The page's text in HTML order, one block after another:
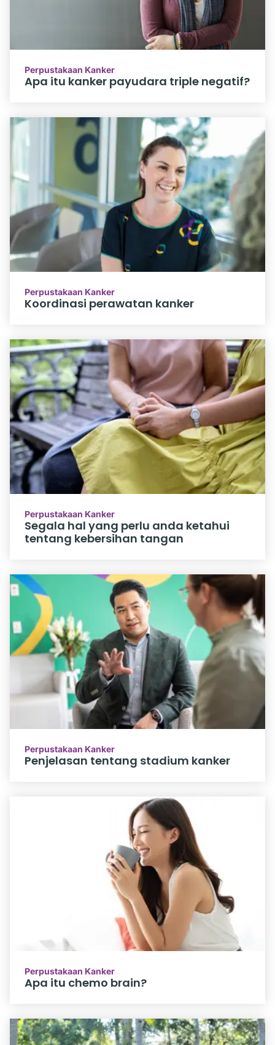
Perpustakaan Kanker
Apa itu kanker payudara triple negatif?
Perpustakaan Kanker
Koordinasi perawatan kanker
Perpustakaan Kanker
Segala hal yang perlu anda ketahui
tentang kebersihan tangan
Perpustakaan Kanker
Penjelasan tentang stadium kanker
Perpustakaan Kanker
Apa itu chemo brain?